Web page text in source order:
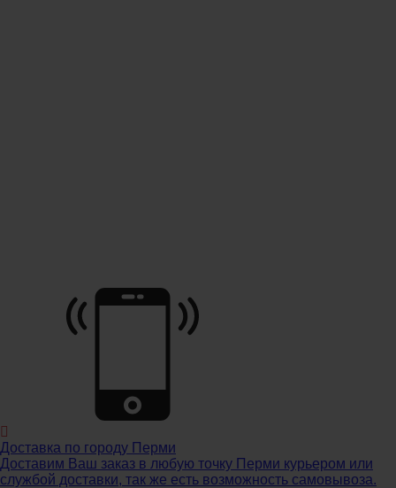
Доставка по городу Перми
Доставим Ваш заказ в любую точку Перми курьером или
службой доставки, так же есть возможность самовывоза.